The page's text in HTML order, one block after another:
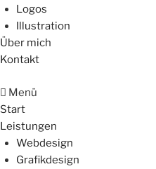
Logos
Illustration
Über mich
Kontakt
Menü
Start
Leistungen
Webdesign
Grafikdesign